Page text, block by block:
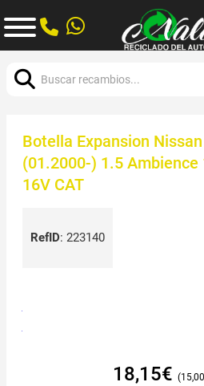
Botella Expansion
(01.2000-) 1.5 Ambience
16V CAT
RefID: 223140
18,15€ 15,00